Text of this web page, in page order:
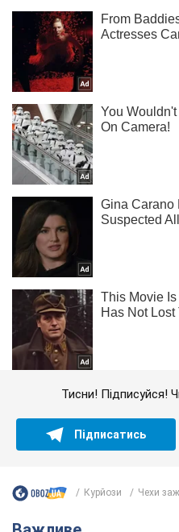
Тисни! Підписуйся!
Підписатись
Курйози Чехи